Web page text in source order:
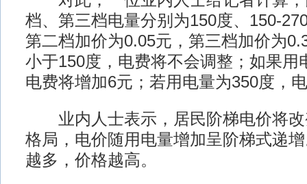
档、第三档电量分别为150度、150-
第二档加价为0.05元，第三档加价为
小于150度，电费将不会调整；如果用
电费将增加6元；若用电量为350度，
业内人士表示，居民阶梯电价将改
格局，电价随用电量增加呈阶梯式递
越多，价格越高。